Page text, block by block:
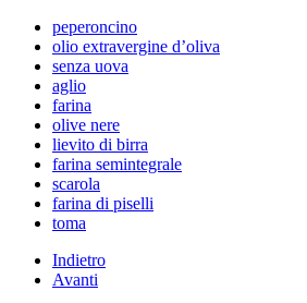
peperoncino
olio extravergine d’oliva
senza uova
aglio
farina
olive nere
lievito di birra
farina semintegrale
scarola
farina di piselli
toma
Indietro
Avanti